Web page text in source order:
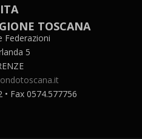
TOSCANA
Federazioni
5
• Fax 0574.577756